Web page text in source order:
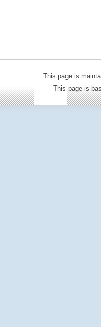
This page is
This page is